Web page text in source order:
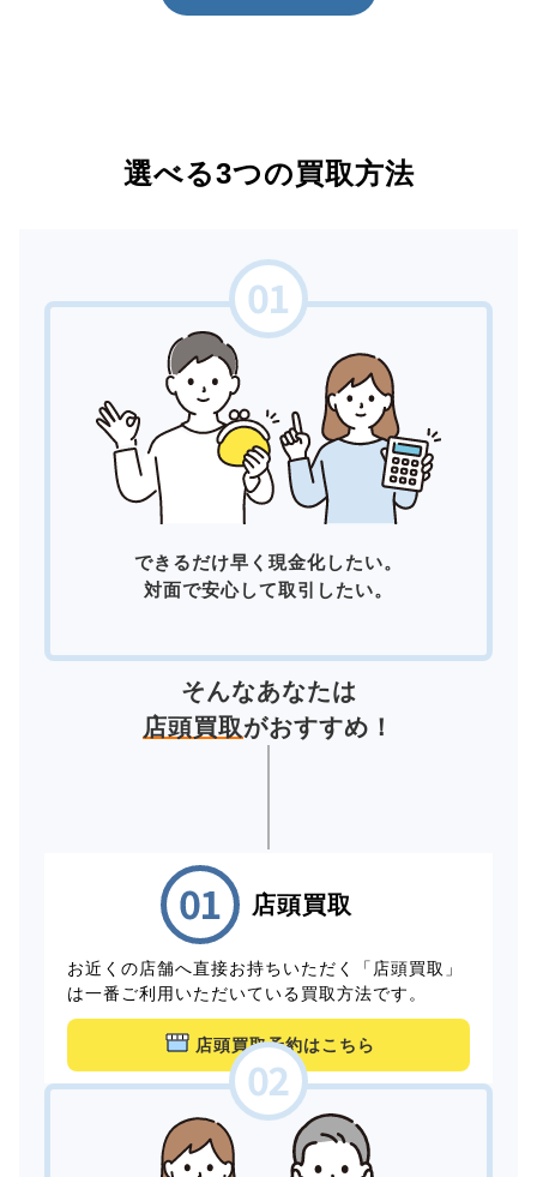
選べる3つの買取方法
できるだけ早く現金化したい。
対面で安心して取引したい。
そんなあなたは
店頭買取がおすすめ！
店頭買取
お近くの店舗へ直接お持ちいただく「店頭買取」
は一番ご利用いただいている買取方法です。
店頭買取予約はこちら